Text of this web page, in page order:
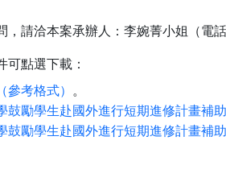
請洽本案承辦人：李婉菁小姐（電話
可點選下載：
參考格式）
。
鼓勵學生赴國外進行短期進修計畫補助
鼓勵學生赴國外進行短期進修計畫補